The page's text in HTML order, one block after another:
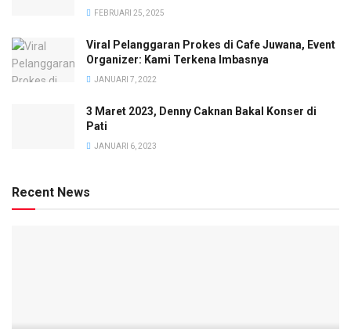
FEBRUARI 25, 2025
Viral Pelanggaran Prokes di Cafe Juwana, Event
Organizer: Kami Terkena Imbasnya
JANUARI 7, 2022
3 Maret 2023, Denny Caknan Bakal Konser di
Pati
JANUARI 6, 2023
Recent News